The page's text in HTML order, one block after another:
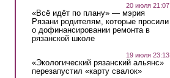
20 июля 21:07
«Всё идёт по плану» — мэрия
Рязани родителям, которые просили
о дофинансировании ремонта в
рязанской школе
19 июля 23:13
«Экологический рязанский альянс»
перезапустил «карту свалок»